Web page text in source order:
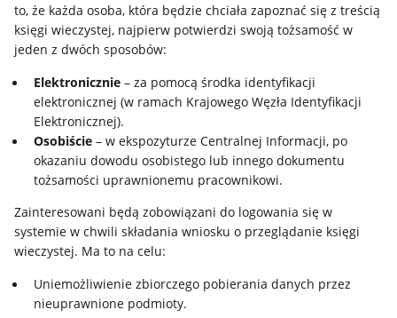
to, że każda osoba, która będzie chciała zapoznać się z treścią
księgi wieczystej, najpierw potwierdzi swoją tożsamość w
jeden z dwóch sposobów:
Elektronicznie– za pomocą środka identyfikacji
elektronicznej (w ramach Krajowego Węzła Identyfikacji
Elektronicznej).
Osobiście – w ekspozyturze Centralnej Informacji, po
okazaniu dowodu osobistego lub innego dokumentu
tożsamości uprawnionemu pracownikowi.
Zainteresowani będą zobowiązani do logowania się w
systemie w chwili składania wniosku o przeglądanie księgi
wieczystej. Ma to na celu:
Uniemożliwienie zbiorczego pobierania danych przez
nieuprawnione podmioty.